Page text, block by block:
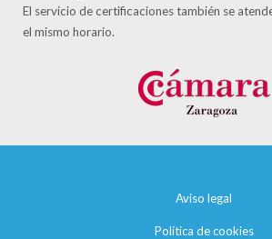
El servicio de certificaciones también se
el mismo horario.
Aviso legal
Política de cookies